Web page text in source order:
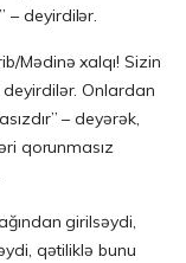
– deyirdilər.
Mədinə xalqı! Sizin
Onlardan
– deyərək,
qorunmasız
girilsəydi,
qətiliklə bunu